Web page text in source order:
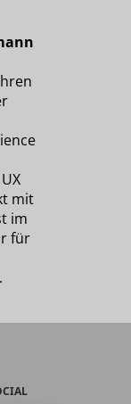
mit
im
für